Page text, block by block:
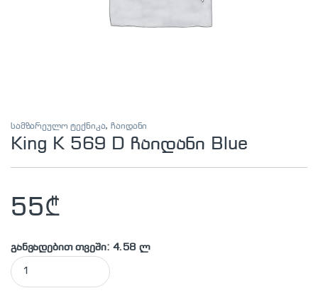
სამზარეულო ტექნიკა, ჩაიდანი
King K 569 D ჩაიდანი Blue
55₾
განვადებით თვეში: 4.58 ლ
King K 569 D ჩაიდანი Blue quantity